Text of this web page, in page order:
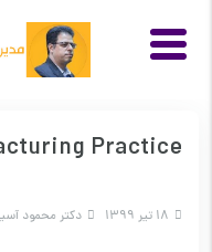
Practice
18 تیر 1399 دکتر محمود